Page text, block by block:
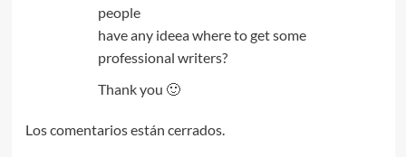
people
have any ideea where to get some
professional writers?
Thank you 🙂
Los comentarios están cerrados.